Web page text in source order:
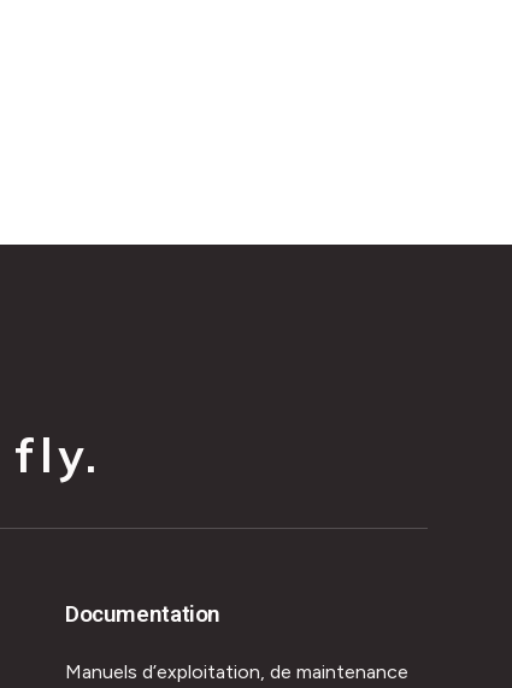
fly.
Documentation
Manuels d’exploitation, de maintenance